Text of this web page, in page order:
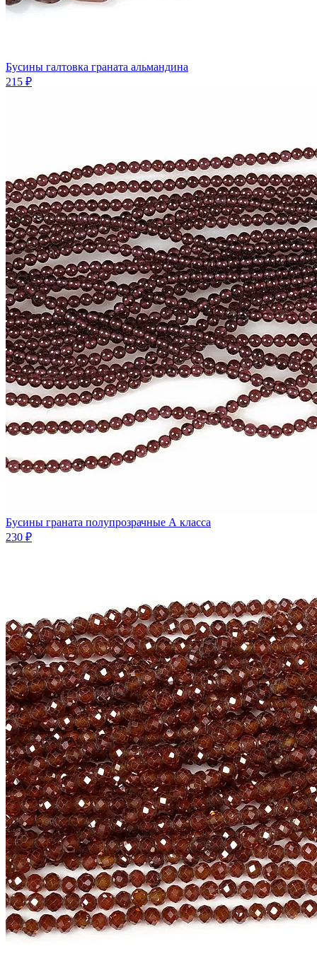
Бусины галтовка граната альмандина
215 ₽
Бусины граната полупрозрачные А класса
230 ₽